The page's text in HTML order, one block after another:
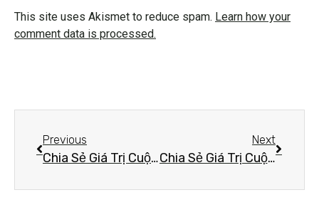
This site uses Akismet to reduce spam. Learn how your
comment data is processed.
Previous
Chia Sẻ Giá Trị Cuộc Sống – K00 | Thiền Sư Thích Bảo Thành
Next
Chia Sẻ Giá Trị Cuộc Sống – K02